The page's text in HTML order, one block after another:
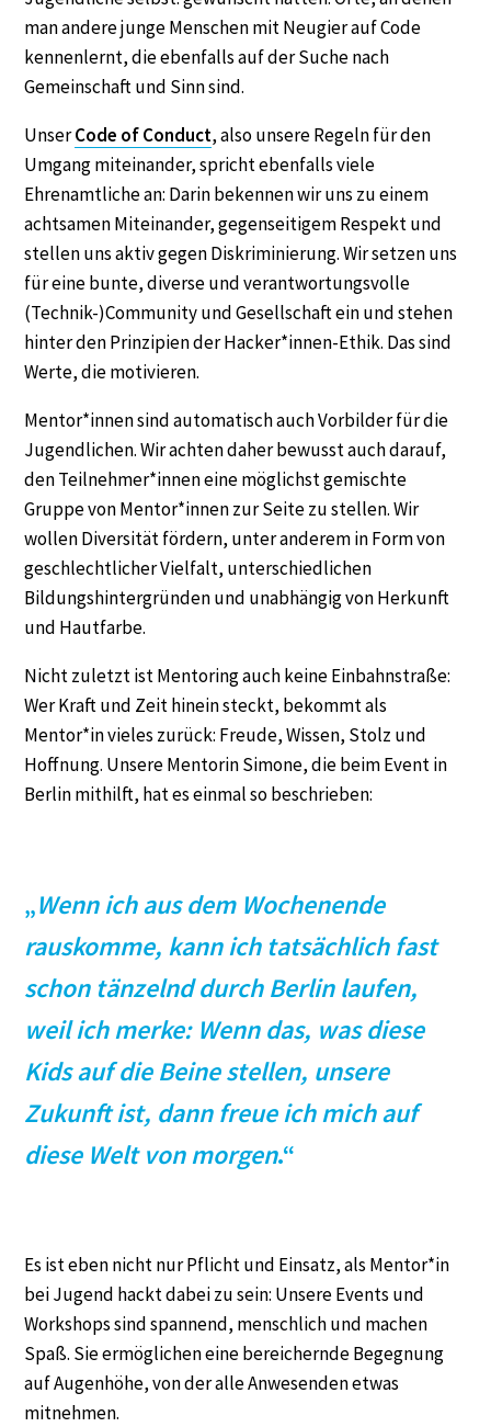
man andere junge Menschen mit Neugier auf Code
kennenlernt, die ebenfalls auf der Suche nach
Gemeinschaft und Sinn sind.
UnserCode of Conduct, also unsere Regeln für den
Umgang miteinander, spricht ebenfalls viele
Ehrenamtliche an: Darin bekennen wir uns zu einem
achtsamen Miteinander, gegenseitigem Respekt und
stellen uns aktiv gegen Diskriminierung. Wir setzen uns
für eine bunte, diverse und verantwortungsvolle
(Technik-)Community und Gesellschaft ein und stehen
hinter den Prinzipien der Hacker*innen-Ethik. Das sind
Werte, die motivieren.
Mentor*innen sind automatisch auch Vorbilder für die
Jugendlichen. Wir achten daher bewusst auch darauf,
den Teilnehmer*innen eine möglichst gemischte
Gruppe von Mentor*innen zur Seite zu stellen. Wir
wollen Diversität fördern, unter anderem in Form von
geschlechtlicher Vielfalt, unterschiedlichen
Bildungshintergründen und unabhängig von Herkunft
und Hautfarbe.
Nicht zuletzt ist Mentoring auch keine Einbahnstraße:
Wer Kraft und Zeit hinein steckt, bekommt als
Mentor*in vieles zurück: Freude, Wissen, Stolz und
Hoffnung. Unsere Mentorin Simone, die beim Event in
Berlin mithilft, hat es einmal so beschrieben:
„Wenn ich aus dem Wochenende
rauskomme, kann ich tatsächlich fast
schon tänzelnd durch Berlin laufen,
weil ich merke: Wenn das, was diese
Kids auf die Beine stellen, unsere
Zukunft ist, dann freue ich mich auf
diese Welt von morgen.“
Es ist eben nicht nur Pflicht und Einsatz, als Mentor*in
bei Jugend hackt dabei zu sein: Unsere Events und
Workshops sind spannend, menschlich und machen
Spaß. Sie ermöglichen eine bereichernde Begegnung
auf Augenhöhe, von der alle Anwesenden etwas
mitnehmen.